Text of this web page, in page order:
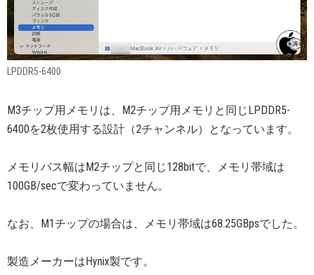
LPDDR5-6400
M3チップ用メモリは、M2チップ用メモリと同じLPDDR5-
6400を2枚使用する設計（2チャンネル）となっています。
メモリバス幅はM2チップと同じ128bitで、メモリ帯域は
100GB/secで変わっていません。
なお、M1チップの場合は、メモリ帯域は68.25GBpsでした。
製造メーカーはHynix製です。